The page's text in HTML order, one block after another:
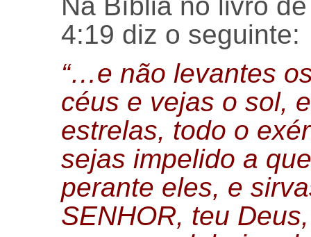
4:19 diz o seguinte:
“…e não levantes
céus e vejas o sol,
estrelas, todo o
sejas impelido a
perante eles, e
SENHOR, teu